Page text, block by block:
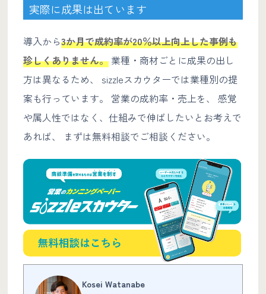
実際に成果は出ています
導入から3か月で成約率が20％以上向上した事例も
珍しくありません。業種・商材ごとに成果の出し
方は異なるため、 sizzleスカウターでは業種別の提
案も行っています。 営業の成約率・売上を、 感覚
や属人性ではなく、仕組みで伸ばしたいとお考えで
あれば、 まずは無料相談でご相談ください。
Kosei Watanabe